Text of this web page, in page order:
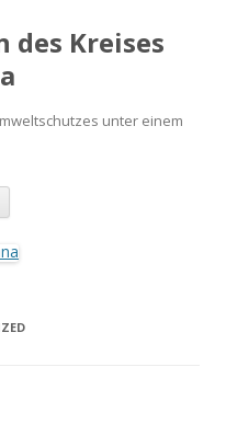
Kreises
unter einem
Zum
springen